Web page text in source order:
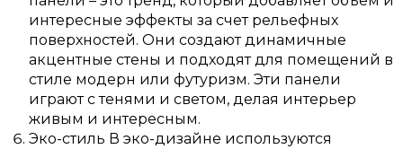
интересные эффекты за счет рельефных
поверхностей. Они создают динамичные
акцентные стены и подходят для помещений в
стиле модерн или футуризм. Эти панели
играют с тенями и светом, делая интерьер
живым и интересным.
Эко-стиль В эко-дизайне используются